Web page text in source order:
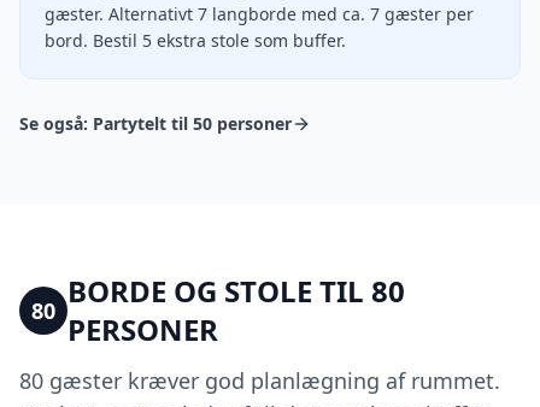
gæster. Alternativt 7 langborde med ca. 7 gæster per
bord. Bestil 5 ekstra stole som buffer.
Se også: Partytelt til 50 personer
80 BORDE OG STOLE TIL 80
PERSONER
80 gæster kræver god planlægning af rummet.